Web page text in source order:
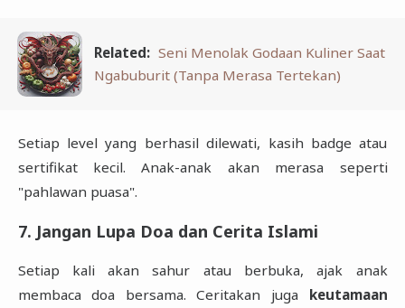
Related: Seni Menolak Godaan Kuliner Saat
Ngabuburit (Tanpa Merasa Tertekan)
Setiap level yang berhasil dilewati, kasih badge atau
sertifikat kecil. Anak-anak akan merasa seperti
"pahlawan puasa".
7. Jangan Lupa Doa dan Cerita Islami
Setiap kali akan sahur atau berbuka, ajak anak
membaca doa bersama. Ceritakan juga keutamaan